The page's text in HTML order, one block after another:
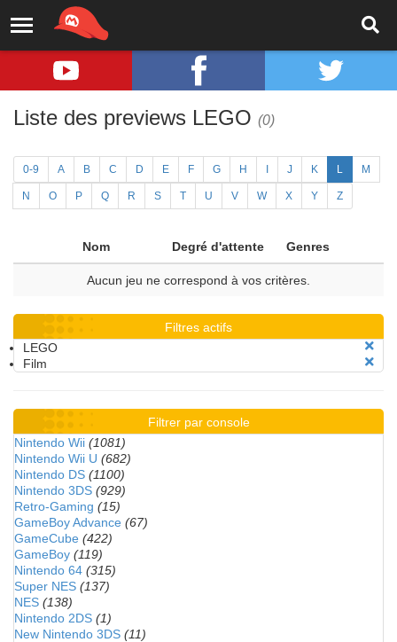
Liste des previews LEGO (0)
0-9 A B C D E F G H J K L M
N O P Q R S T U V W X Y Z
Nom Degré d'attente Genres
Aucun jeu ne correspond à vos critères.
Filtres actifs
LEGO
Film
Filtrer par console
Nintendo Wii (1081)
Nintendo Wii U (682)
Nintendo DS (1100)
Nintendo 3DS (929)
Retro-Gaming (15)
GameBoy Advance (67)
GameCube (422)
GameBoy (119)
Nintendo 64 (315)
Super NES (137)
NES (138)
Nintendo 2DS (1)
New Nintendo 3DS (11)